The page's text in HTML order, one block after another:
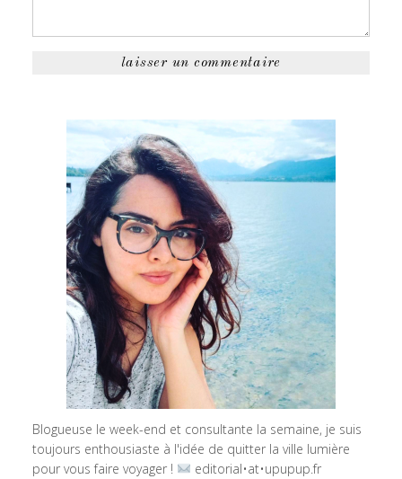
Blogueuse le week-end et consultante la semaine, je suis
toujours enthousiaste à l'idée de quitter la ville lumière
pour vous faire voyager !
editorial•at•upupup.fr